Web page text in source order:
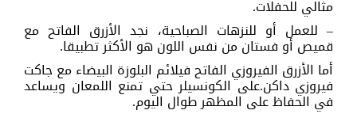
مثالي للحفلات.
– للعمل أو للنزهات الصباحية، نجد الأزرق الفاتح مع
قميص أو فستان من نفس اللون هو الأكثر تطبيقا.
أما الأزرق الفيروزي الفاتح فيلائم البلوزة البيضاء مع جاكت
فيروزي داكن.على الكونسيلر حتي تمنع اللمعان ويساعد
في الحفاظ على المظهر طوال اليوم.